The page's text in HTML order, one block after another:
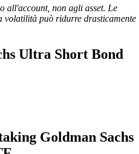
all'account, non agli asset. Le
volatilità può ridurre drasticamente
Ultra Short Bond
Goldman Sachs